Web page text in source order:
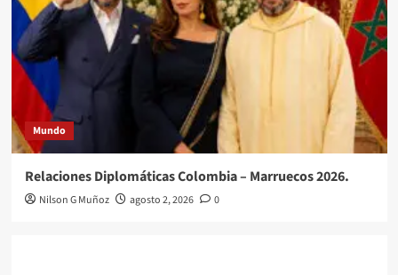
Mundo
Relaciones Diplomáticas Colombia – Marruecos 2026.
Nilson G Muñoz agosto 2, 2026 0